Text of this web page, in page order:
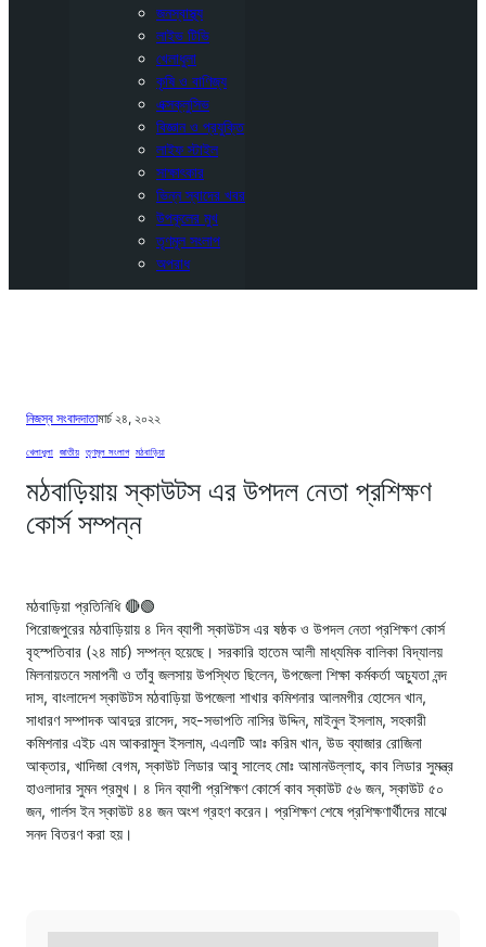
জনস্বাস্থ্য
লাইভ টিভি
খেলাধুলা
কৃষি ও বাণিজ্য
এক্সক্লুসিভ
বিজ্ঞান ও প্রযুক্তি
লাইফ স্টাইল
সাক্ষাৎকার
ভিন্ন স্বাদের খবর
উপকূলের মুখ
তৃণমূল সংলাপ
অপরাধ
নিজস্ব সংবাদদাতামার্চ ২৪, ২০২২
খেলাধুলা জাতীয় , তৃণমূল সংলাপ, মঠবাড়িয়া
মঠবাড়িয়ায় স্কাউটস এর উপদল নেতা প্রশিক্ষণ
কোর্স সম্পন্ন
মঠবাড়িয়া প্রতিনিধি 🔴🟢
পিরোজপুরের মঠবাড়িয়ায় ৪ দিন ব্যাপী স্কাউটস এর ষষ্ঠক ও উপদল নেতা প্রশিক্ষণ কোর্স
বৃহস্পতিবার (২৪ মার্চ) সম্পন্ন হয়েছে। সরকারি হাতেম আলী মাধ্যমিক বালিকা বিদ্যালয়
মিলনায়তনে সমাপনী ও তাঁবু জলসায় উপস্থিত ছিলেন, উপজেলা শিক্ষা কর্মকর্তা অচ্যুতা নন্দ
দাস, বাংলাদেশ স্কাউটস মঠবাড়িয়া উপজেলা শাখার কমিশনার আলমগীর হোসেন খান,
সাধারণ সম্পাদক আবদুর রাসেদ, সহ-সভাপতি নাসির উদ্দিন, মাইনুল ইসলাম, সহকারী
কমিশনার এইচ এম আকরামুল ইসলাম, এএলটি আঃ করিম খান, উড ব্যাজার রোজিনা
আক্তার, খাদিজা বেগম, স্কাউট লিডার আবু সালেহ মোঃ আমানউল্লাহ, কাব লিডার সুমন্ত্র
হাওলাদার সুমন প্রমুখ। ৪ দিন ব্যাপী প্রশিক্ষণ কোর্সে কাব স্কাউট ৫৬ জন, স্কাউট ৫০
জন, গার্লস ইন স্কাউট ৪৪ জন অংশ গ্রহণ করেন। প্রশিক্ষণ শেষে প্রশিক্ষণার্থীদের মাঝে
সনদ বিতরণ করা হয়।